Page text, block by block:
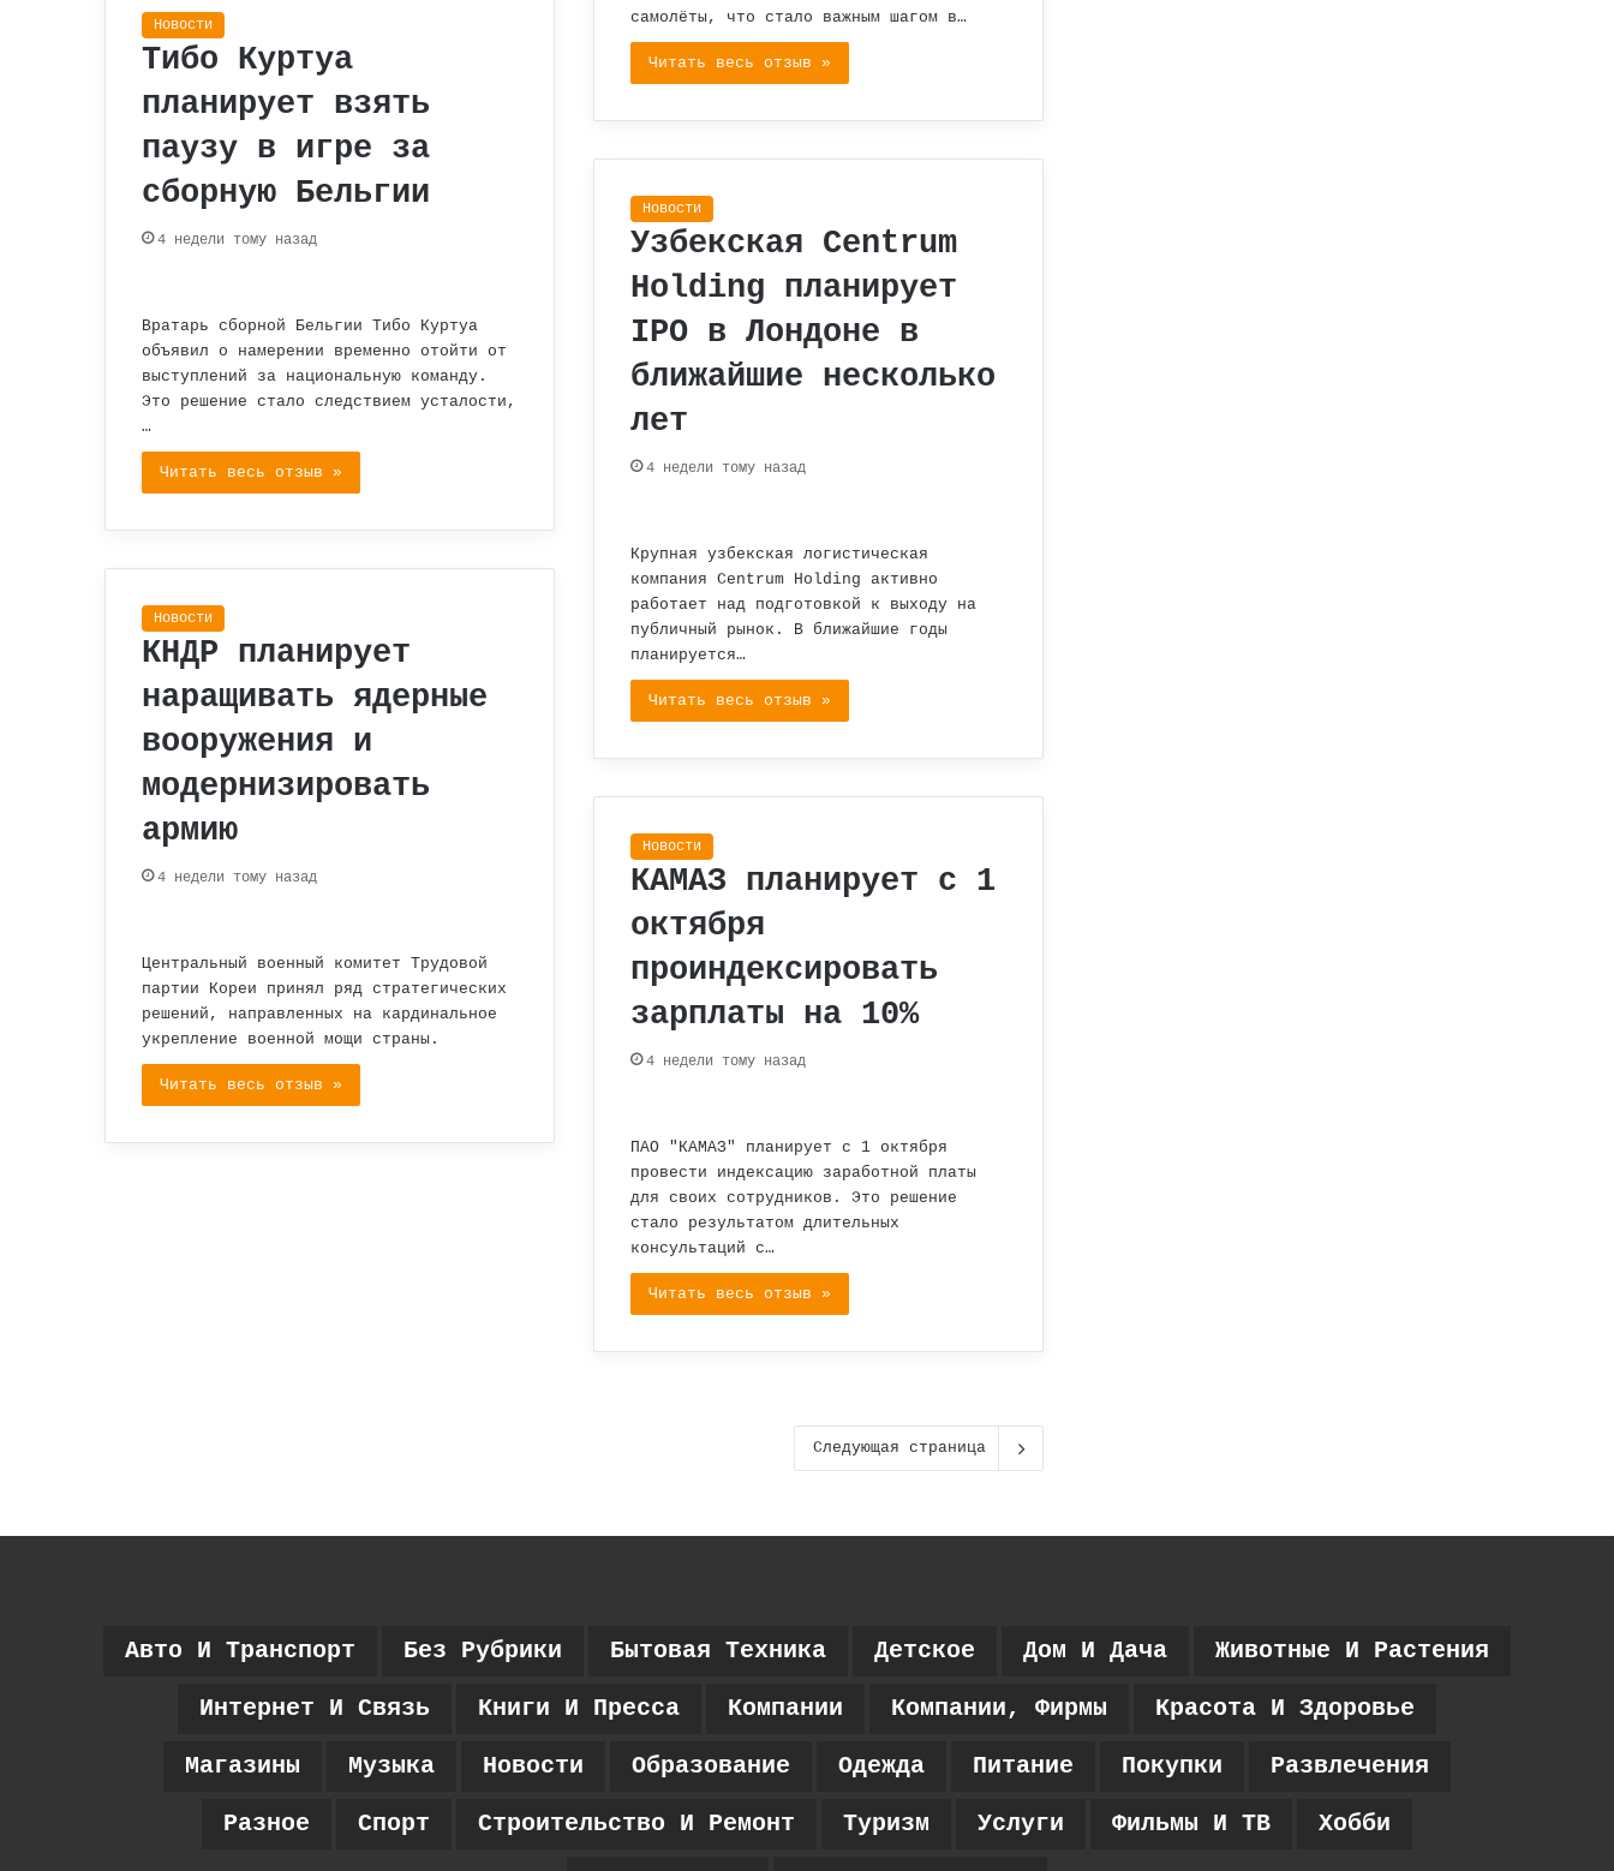
самолёты, что стало важным шагом в…
Читать весь отзыв »
Новости
Тибо Куртуа
планирует взять
паузу в игре за
сборную Бельгии
4 недели тому назад
Вратарь сборной Бельгии Тибо Куртуа
объявил о намерении временно отойти от
выступлений за национальную команду.
Это решение стало следствием усталости,
…
Читать весь отзыв »
Новости
Узбекская Centrum
Holding планирует
IPO в Лондоне в
ближайшие несколько
лет
4 недели тому назад
Крупная узбекская логистическая
компания Centrum Holding активно
работает над подготовкой к выходу на
публичный рынок. В ближайшие годы
планируется…
Читать весь отзыв »
Новости
КНДР планирует
наращивать ядерные
вооружения и
модернизировать
армию
4 недели тому назад
Центральный военный комитет Трудовой
партии Кореи принял ряд стратегических
решений, направленных на кардинальное
укрепление военной мощи страны.
Читать весь отзыв »
Новости
КАМАЗ планирует с 1
октября
проиндексировать
зарплаты на 10%
4 недели тому назад
ПАО "КАМАЗ" планирует с 1 октября
провести индексацию заработной платы
для своих сотрудников. Это решение
стало результатом длительных
консультаций с…
Читать весь отзыв »
Следующая страница
Авто И Транспорт Без Рубрики Бытовая Техника Детское Дом И Дача Животные И Растения
Интернет И Связь Книги И Пресса Компании Компании, Фирмы Красота И Здоровье
Магазины Музыка Новости Образование Одежда Питание Покупки Развлечения
Разное Спорт Строительство И Ремонт Туризм Услуги Фильмы И ТВ Хобби